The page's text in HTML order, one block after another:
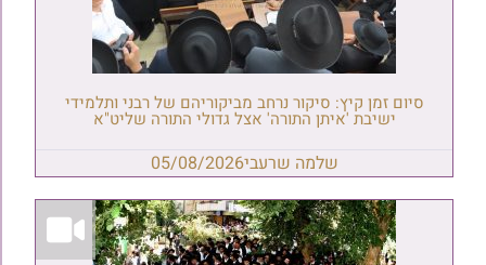
סיום זמן קיץ: סיקור נרחב מביקוריהם של רבני ותלמידי
ישיבת 'איתן התורה' אצל גדולי התורה שליט"א
שלמה שרעבי05/08/2026